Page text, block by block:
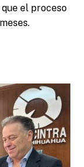
el proceso